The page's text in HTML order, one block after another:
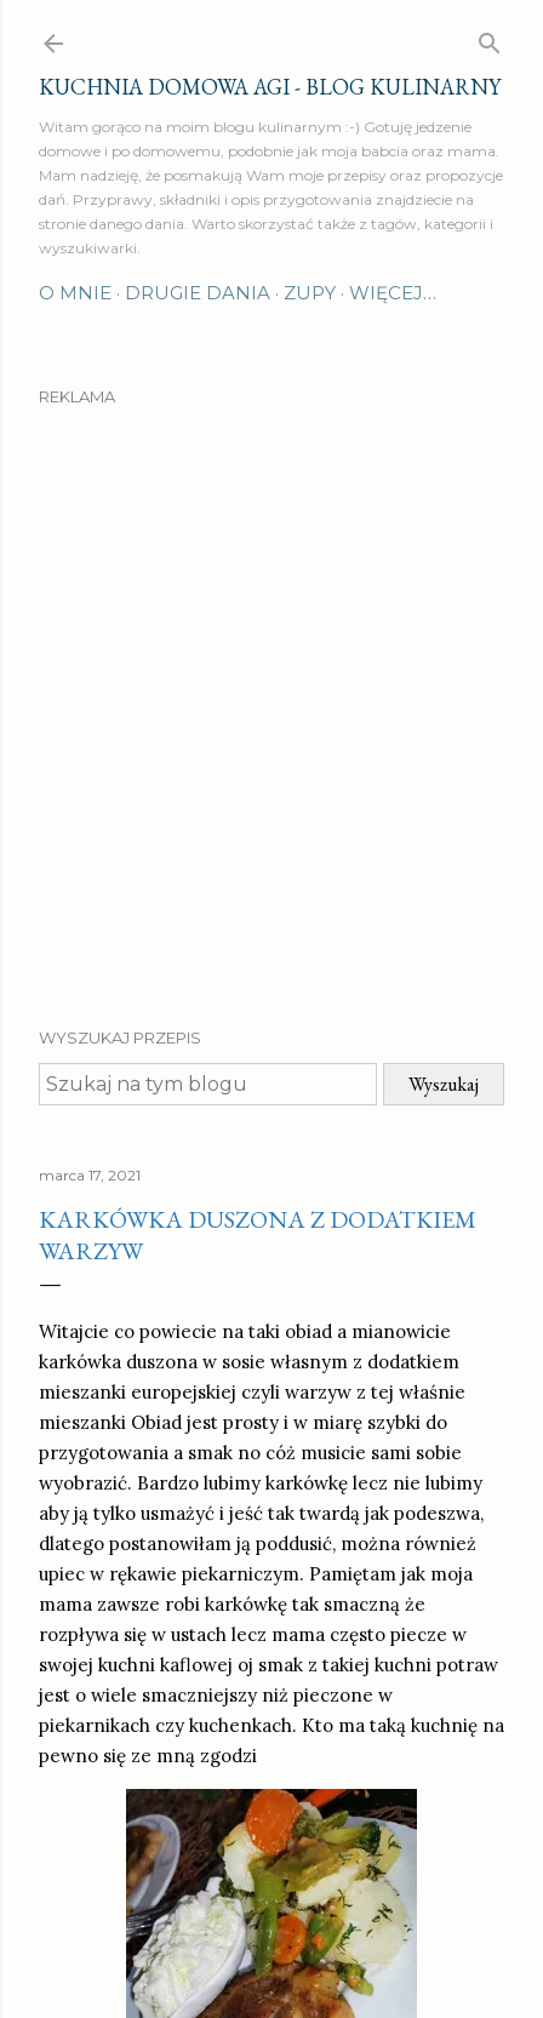
KUCHNIA DOMOWA AGI - BLOG KULINARNY
Witam gorąco na moim blogu kulinarnym :-) Gotuję jedzenie
domowe i po domowemu, podobnie jak moja babcia oraz mama.
Mam nadzieję, że posmakują Wam moje przepisy oraz propozycje
dań. Przyprawy, składniki i opis przygotowania znajdziecie na
stronie danego dania. Warto skorzystać także z tagów, kategorii i
wyszukiwarki.
O MNIE DRUGIE DANIA ZUPY WIĘCEJ…
REKLAMA
WYSZUKAJ PRZEPIS
marca 17, 2021
KARKÓWKA DUSZONA Z DODATKIEM
WARZYW
Witajcie co powiecie na taki obiad a mianowicie
karkówka duszona w sosie własnym z dodatkiem
mieszanki europejskiej czyli warzyw z tej właśnie
mieszanki Obiad jest prosty i w miarę szybki do
przygotowania a smak no cóż musicie sami sobie
wyobrazić. Bardzo lubimy karkówkę lecz nie lubimy
aby ją tylko usmażyć i jeść tak twardą jak podeszwa,
dlatego postanowiłam ją poddusić, można również
upiec w rękawie piekarniczym. Pamiętam jak moja
mama zawsze robi karkówkę tak smaczną że
rozpływa się w ustach lecz mama często piecze w
swojej kuchni kaflowej oj smak z takiej kuchni potraw
jest o wiele smaczniejszy niż pieczone w
piekarnikach czy kuchenkach. Kto ma taką kuchnię na
pewno się ze mną zgodzi